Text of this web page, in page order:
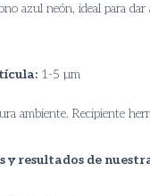
azul neón, ideal para
1-5 µm
ambiente. Recipiente
y resultados de